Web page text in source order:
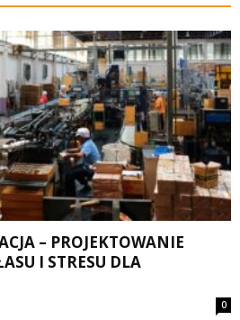
– PROJEKTOWANIE
I STRESU DLA
0